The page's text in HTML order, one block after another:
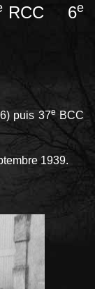
RCC 6e
puis 37eBCC
1939.